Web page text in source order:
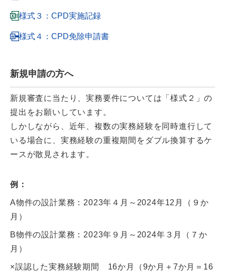
様式３：CPD実施記録
様式４：CPD免除申請書
新規申請の方へ
新規審査に当たり、実務要件については「様式２」の
提出をお願いしています。
しかしながら、近年、複数の実務経験を同時進行して
いる場合に、実務経験の重複期間をダブル換算するケ
ースが散見されます。
例：
A物件の設計業務：2023年４月～2024年12月（９か
月）
B物件の設計業務：2023年９月～2024年３月（７か
月）
×誤認した実務経験期間 16か月（9か月＋7か月＝16